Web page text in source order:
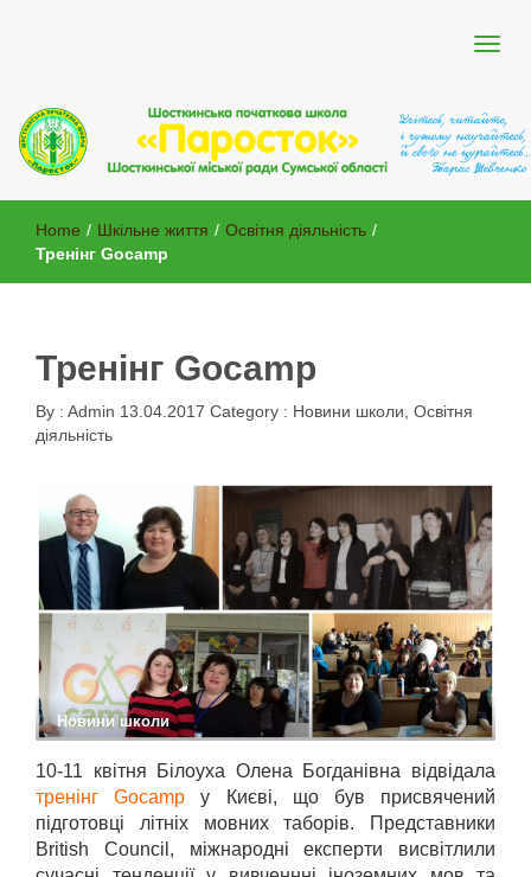
Шосткинська початкова школа
"Паросток"
Home / Шкільне життя / Освітня діяльність /
Тренінг Gocamp
Тренінг Gocamp
By : Admin 13.04.2017 Category : Новини школи, Освітня
діяльність
Новини школи
10-11 квітня Білоуха Олена Богданівна відвідала
тренінг Gocamp у Києві, що був присвячений
підготовці літніх мовних таборів. Представники
British Council, міжнародні експерти висвітлили